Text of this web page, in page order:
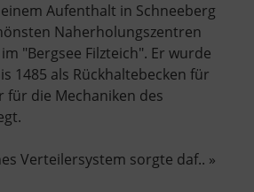
Aufenthalt in Schneeberg
Naherholungszentren
"Bergsee Filzteich". Er wurde
1485 als Rückhaltebecken für
für die Mechaniken des
Verteilersystem sorgte daf.. »